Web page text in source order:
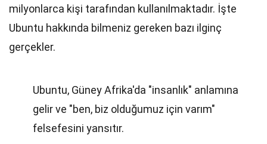
milyonlarca kişi tarafından kullanılmaktadır. İşte
Ubuntu hakkında bilmeniz gereken bazı ilginç
gerçekler.
Ubuntu, Güney Afrika'da "insanlık" anlamına
gelir ve "ben, biz olduğumuz için varım"
felsefesini yansıtır.